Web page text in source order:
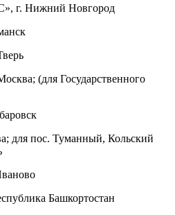
г. Нижний Новгород
(для Государственного
для пос. Туманный, Кольский
Башкортостан